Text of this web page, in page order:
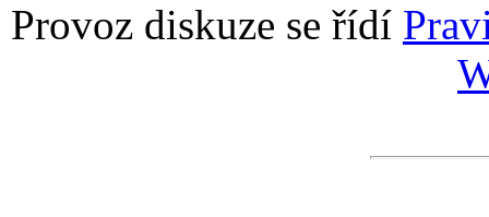
Provoz diskuze se řídí